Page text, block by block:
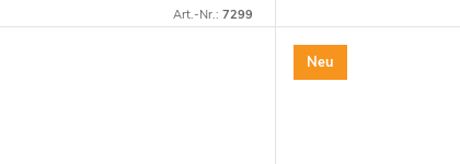
Art.-Nr.: 7299
der Verwendung einer...
Neu